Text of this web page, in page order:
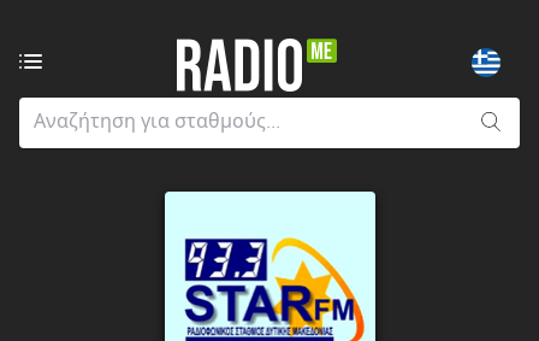
σταθμοί
από: